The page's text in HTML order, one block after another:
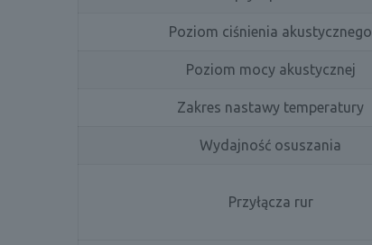
Poziom ciśnienia akustycznego
Poziom mocy akustycznej
Zakres nastawy temperatury
Wydajność osuszania
Przyłącza rur